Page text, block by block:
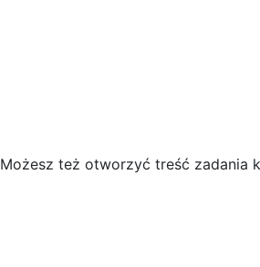
Możesz też otworzyć treść zadania